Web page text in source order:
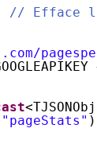
// Efface le
"pageStats"